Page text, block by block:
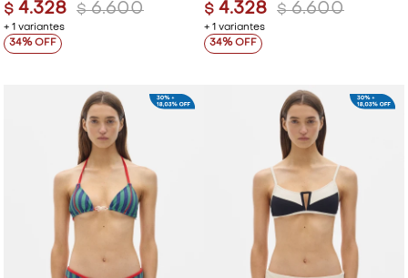
+ 1 variantes
$ 4.328 $ 6.600
34
+ 1 variantes
$ 4.328 $ 6.600
34